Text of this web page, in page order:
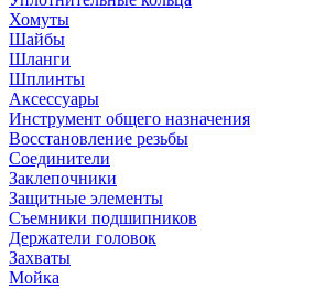
Хомуты
Шайбы
Шланги
Шплинты
Аксессуары
Инструмент общего назначения
Восстановление резьбы
Соединители
Заклепочники
Защитные элементы
Съемники подшипников
Держатели головок
Захваты
Мойка